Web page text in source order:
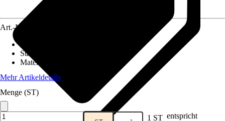
Art.-Nr.
Stärke
Material
Mehr Artikeldetails
Menge (ST)
1 ST entspricht